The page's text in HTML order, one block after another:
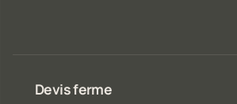
Devis ferme